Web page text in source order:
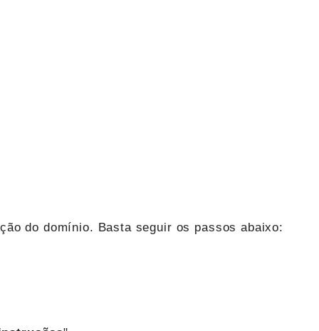
do domínio. Basta seguir os passos abaixo: